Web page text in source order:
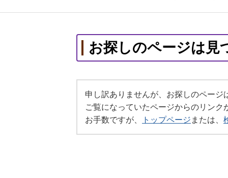
お探しのページは見
申し訳ありませんが、お探しのページ
ご覧になっていたページからのリン
お手数ですが、
トップページ または、